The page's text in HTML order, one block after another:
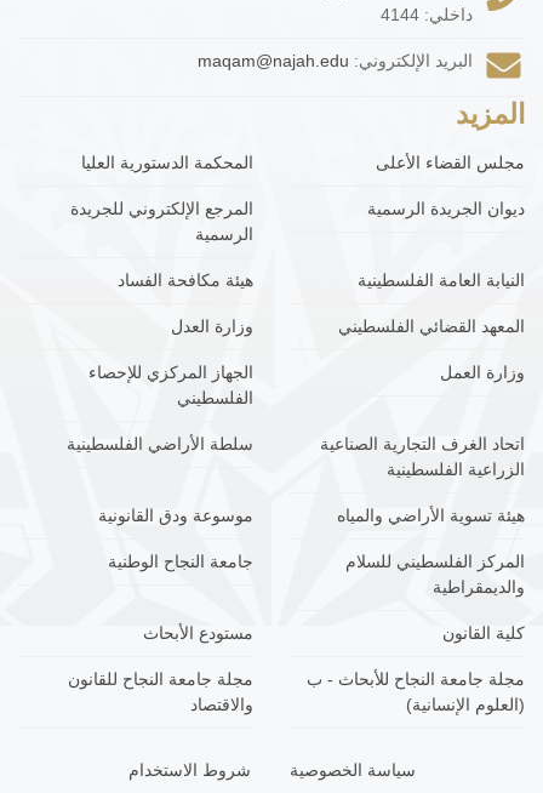
داخلي: 4144
البريد الإلكتروني: maqam@najah.edu
المزيد
مجلس القضاء الأعلى المحكمة الدستورية العليا
ديوان الجريدة الرسمية
المرجع الإلكتروني للجريدة
الرسمية
النيابة العامة الفلسطينية هيئة مكافحة الفساد
المعهد القضائي الفلسطيني وزارة العدل
وزارة العمل
الجهاز المركزي للإحصاء
الفلسطيني
اتحاد الغرف التجارية الصناعية
الزراعية الفلسطينية
سلطة الأراضي الفلسطينية
هيئة تسوية الأراضي والمياه موسوعة ودق القانونية
المركز الفلسطيني للسلام
والديمقراطية
جامعة النجاح الوطنية
كلية القانون مستودع الأبحاث
مجلة جامعة النجاح للأبحاث - ب
(العلوم الإنسانية)
مجلة جامعة النجاح للقانون
والاقتصاد
سياسة الخصوصية شروط الاستخدام